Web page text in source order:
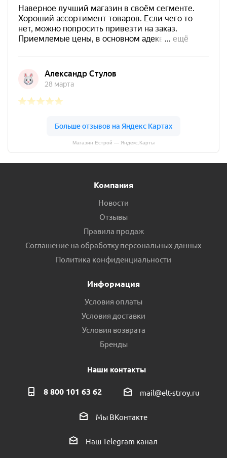
Магазин Естрой — Яндекс.Карты
Компания
Новости
Отзывы
Правила продаж
Соглашение на обработку персональных данных
Политика конфиденциальности
Информация
Условия оплаты
Условия доставки
Условия возврата
Бренды
Наши контакты
8 800 101 63 62 mail@elt-stroy.ru
Мы ВКонтакте
Наш Telegram канал